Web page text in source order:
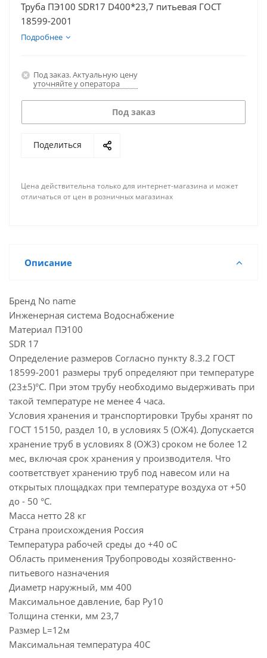
Труба ПЭ100 SDR17 D400*23,7 питьевая ГОСТ
18599-2001
Подробнее
Под заказ. Актуальную цену
уточняйте у оператора
Под заказ
Поделиться
Цена действительна только для интернет-магазина и может
отличаться от цен в розничных магазинах
Описание
Бренд No name
Инженерная система Водоснабжение
Материал ПЭ100
SDR 17
Определение размеров Согласно пункту 8.3.2 ГОСТ
18599-2001 размеры труб определяют при температуре
(23±5)°С. При этом трубу необходимо выдерживать при
такой температуре не менее 4 часа.
Условия хранения и транспортировки Трубы хранят по
ГОСТ 15150, раздел 10, в условиях 5 (ОЖ4). Допускается
хранение труб в условиях 8 (ОЖ3) сроком не более 12
мес, включая срок хранения у производителя. Что
соответствует хранению труб под навесом или на
открытых площадках при температуре воздуха от +50
до - 50 °С.
Масса нетто 28 кг
Страна происхождения Россия
Температура рабочей среды до +40 oC
Область применения Трубопроводы хозяйственно-
питьевого назначения
Диаметр наружный, мм 400
Максимальное давление, бар Ру10
Толщина стенки, мм 23,7
Размер L=12м
Максимальная температура 40C